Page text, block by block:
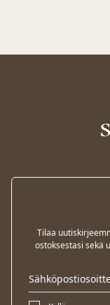
Tilaa
ostoksestasi sekä